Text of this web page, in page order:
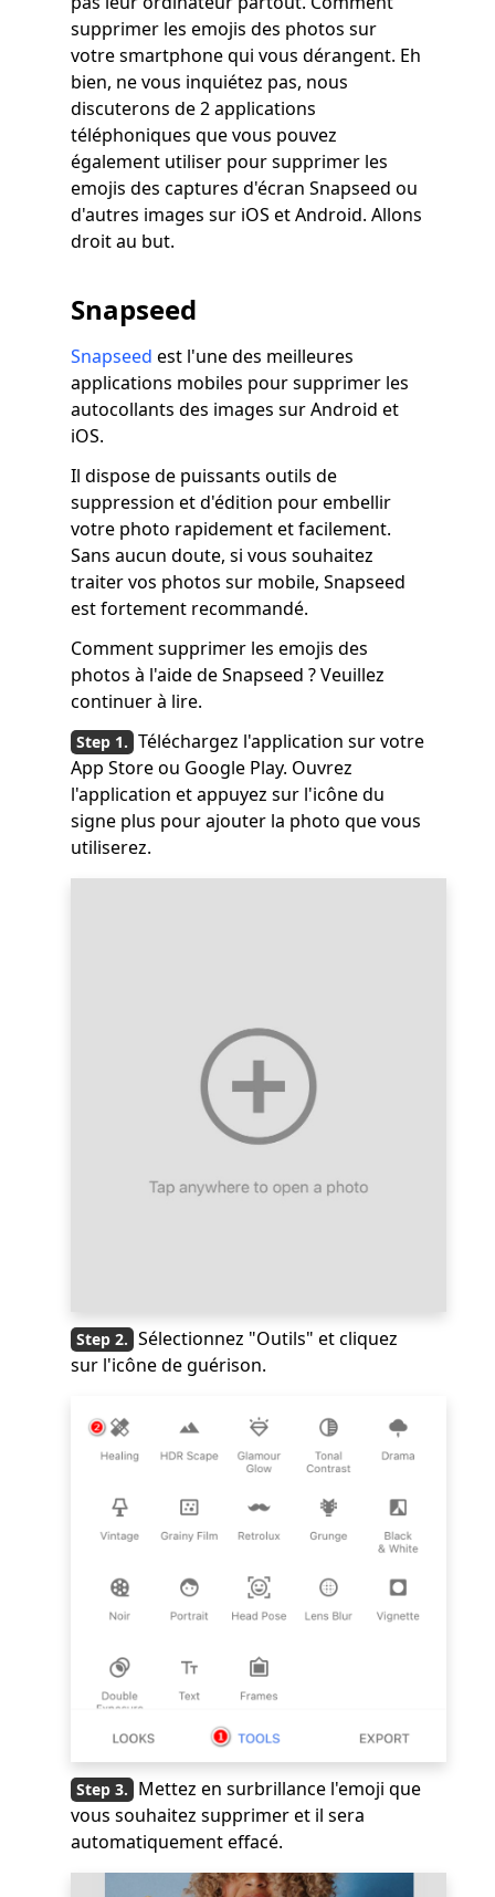
supprimer les emojis des photos sur
votre smartphone qui vous dérangent. Eh
bien, ne vous inquiétez pas, nous
discuterons de 2 applications
téléphoniques que vous pouvez
également utiliser pour supprimer les
emojis des captures d'écran Snapseed ou
d'autres images sur iOS et Android. Allons
droit au but.
Snapseed
Snapseed est l'une des meilleures
applications mobiles pour supprimer les
autocollants des images sur Android et
iOS.
Il dispose de puissants outils de
suppression et d'édition pour embellir
votre photo rapidement et facilement.
Sans aucun doute, si vous souhaitez
traiter vos photos sur mobile, Snapseed
est fortement recommandé.
Comment supprimer les emojis des
photos à l'aide de Snapseed ? Veuillez
continuer à lire.
Téléchargez l'application sur votre
App Store ou Google Play. Ouvrez
l'application et appuyez sur l'icône du
signe plus pour ajouter la photo que vous
utiliserez.
Sélectionnez "Outils" et cliquez
sur l'icône de guérison.
Mettez en surbrillance l'emoji que
vous souhaitez supprimer et il sera
automatiquement effacé.